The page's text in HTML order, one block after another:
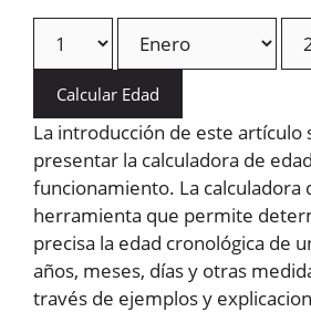
Calcular Edad
La introducción de este artículo
presentar la calculadora de
funcionamiento. La calculadora
herramienta que permite
precisa la edad cronológica de
años, meses, días y otras
través de ejemplos y